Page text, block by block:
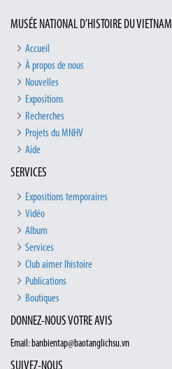
MUSÉE NATIONAL D’HISTOIRE DU VIETNAM
Accueil
À propos de nous
Nouvelles
Expositions
Recherches
Projets du MNHV
Aide
SERVICES
Expositions temporaires
Vidéo
Album
Services
Club aimer lhistoire
Publications
Boutiques
DONNEZ-NOUS VOTRE AVIS
Email: banbientap@baotanglichsu.vn